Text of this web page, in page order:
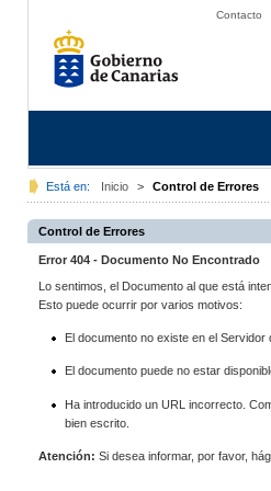
Contacto
Está en: Inicio > Control de Errores
Control de Errores
Error 404 - Documento No Encontrado
Lo sentimos, el Documento al que está
Esto puede ocurrir por varios motivos:
El documento no existe en el Servidor
El documento puede no estar
Ha introducido un URL incorrecto.
bien escrito.
Atención: Si desea informar, por favor,